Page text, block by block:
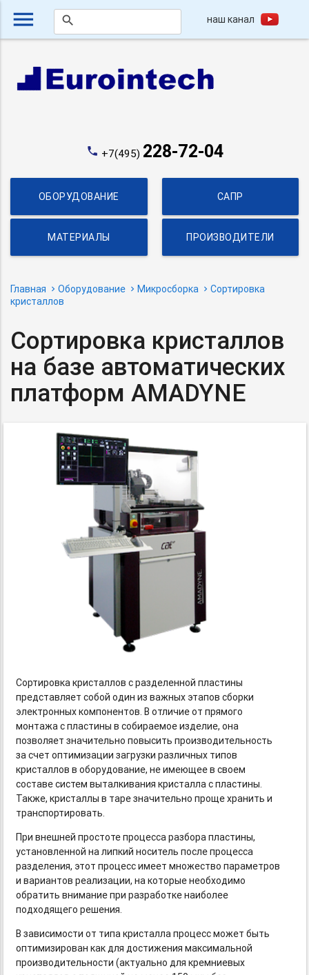
menu search наш канал
phone +7(495) 228-72-04
ОБОРУДОВАНИЕ САПР
МАТЕРИАЛЫ ПРОИЗВОДИТЕЛИ
Главная Оборудование Микросборка
Cортировка
кристаллов
Сортировка кристаллов
на базе автоматических
платформ AMADYNE
Сортировка кристаллов с разделенной пластины
представляет собой один из важных этапов сборки
электронных компонентов. В отличие от прямого
монтажа с пластины в собираемое изделие, она
позволяет значительно повысить производительность
за счет оптимизации загрузки различных типов
кристаллов в оборудование, не имеющее в своем
составе систем выталкивания кристалла с пластины.
Также, кристаллы в таре значительно проще хранить и
транспортировать.
При внешней простоте процесса разбора пластины,
установленной на липкий носитель после процесса
разделения, этот процесс имеет множество параметров
и вариантов реализации, на которые необходимо
обратить внимание при разработке наиболее
подходящего решения.
В зависимости от типа кристалла процесс может быть
оптимизирован как для достижения максимальной
производительности (актуально для кремниевых